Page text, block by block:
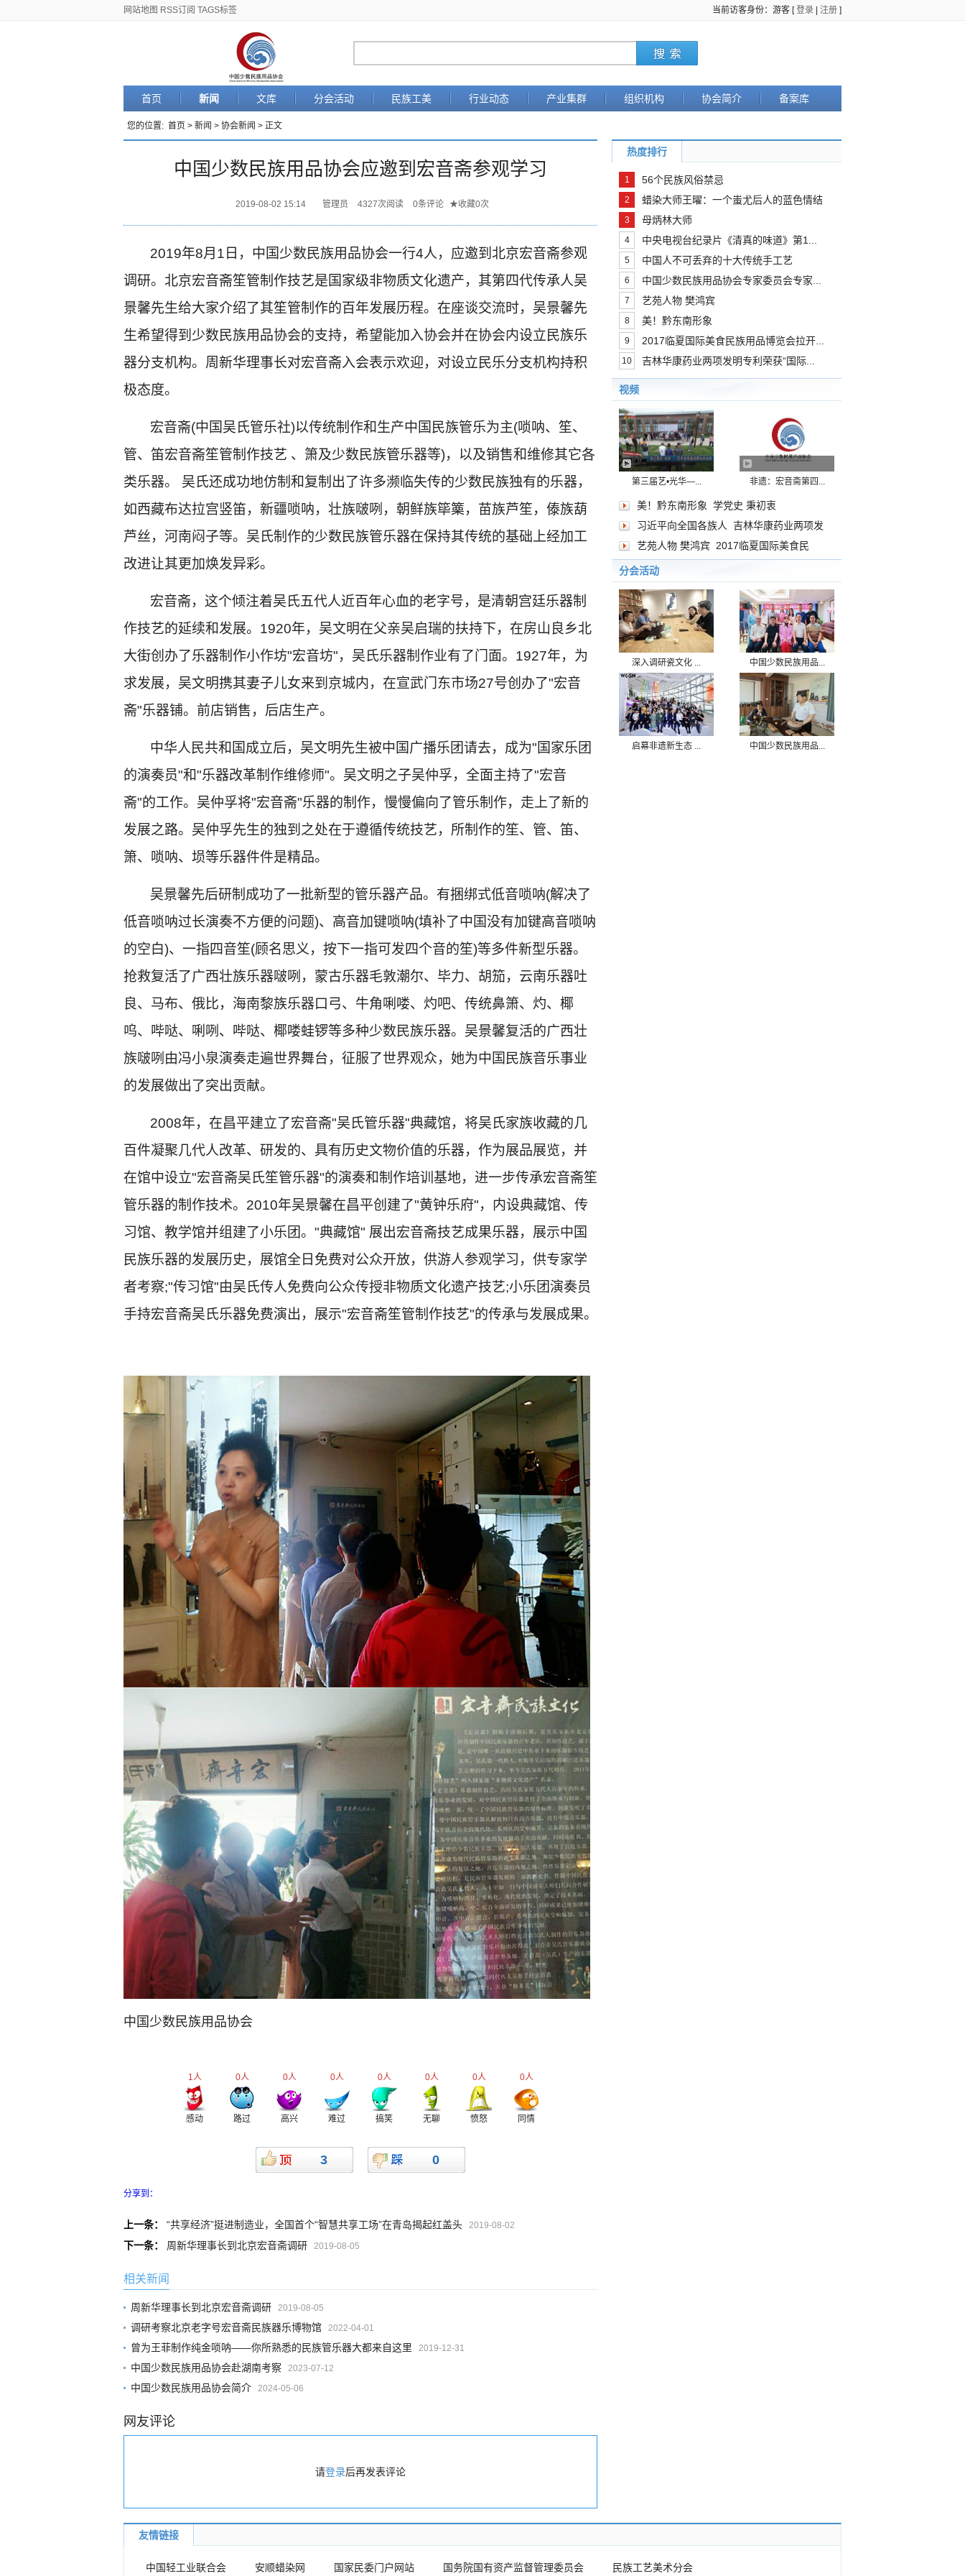
网站地图 RSS订阅 TAGS标签 当前访客身份：游客 [登录 注册 ]
首页 新闻 文库 分会活动 民族工美 行业动态 产业集群 组织机构 协会简介 备案库
您的位置: 首页 > 新闻 > 协会新闻 > 正文
中国少数民族用品协会应邀到宏音斋参观学习
2019-08-02 15:14 管理员 4327次阅读 0条评论 ★收藏0次
2019年8月1日，中国少数民族用品协会一行4人，应邀到北京宏音斋参观
调研。北京宏音斋笙管制作技艺是国家级非物质文化遗产，其第四代传承人吴
景馨先生给大家介绍了其笙管制作的百年发展历程。在座谈交流时，吴景馨先
生希望得到少数民族用品协会的支持，希望能加入协会并在协会内设立民族乐
器分支机构。周新华理事长对宏音斋入会表示欢迎，对设立民乐分支机构持积
极态度。
宏音斋(中国吴氏管乐社)以传统制作和生产中国民族管乐为主(唢呐、笙、
管、笛宏音斋笙管制作技艺 、箫及少数民族管乐器等)，以及销售和维修其它各
类乐器。 吴氏还成功地仿制和复制出了许多濒临失传的少数民族独有的乐器，
如西藏布达拉宫竖笛，新疆唢呐，壮族啵咧，朝鲜族筚篥，苗族芦笙，傣族葫
芦丝，河南闷子等。吴氏制作的少数民族管乐器在保持其传统的基础上经加工
改进让其更加焕发异彩。
宏音斋，这个倾注着吴氏五代人近百年心血的老字号，是清朝宫廷乐器制
作技艺的延续和发展。1920年，吴文明在父亲吴启瑞的扶持下，在房山良乡北
大街创办了乐器制作小作坊"宏音坊"，吴氏乐器制作业有了门面。1927年，为
求发展，吴文明携其妻子儿女来到京城内，在宣武门东市场27号创办了"宏音
斋"乐器铺。前店销售，后店生产。
中华人民共和国成立后，吴文明先生被中国广播乐团请去，成为"国家乐团
的演奏员"和"乐器改革制作维修师"。吴文明之子吴仲孚，全面主持了"宏音
斋"的工作。吴仲孚将"宏音斋"乐器的制作，慢慢偏向了管乐制作，走上了新的
发展之路。吴仲孚先生的独到之处在于遵循传统技艺，所制作的笙、管、笛、
箫、唢呐、埙等乐器件件是精品。
吴景馨先后研制成功了一批新型的管乐器产品。有捆绑式低音唢呐(解决了
低音唢呐过长演奏不方便的问题)、高音加键唢呐(填补了中国没有加键高音唢呐
的空白)、一指四音笙(顾名思义，按下一指可发四个音的笙)等多件新型乐器。
抢救复活了广西壮族乐器啵咧，蒙古乐器毛敦潮尔、毕力、胡笳，云南乐器吐
良、马布、俄比，海南黎族乐器口弓、牛角唎喽、灼吧、传统鼻箫、灼、椰
呜、哔哒、唎咧、哔哒、椰喽蛙锣等多种少数民族乐器。吴景馨复活的广西壮
族啵咧由冯小泉演奏走遍世界舞台，征服了世界观众，她为中国民族音乐事业
的发展做出了突出贡献。
2008年，在昌平建立了宏音斋"吴氏管乐器"典藏馆，将吴氏家族收藏的几
百件凝聚几代人改革、研发的、具有历史文物价值的乐器，作为展品展览，并
在馆中设立"宏音斋吴氏笙管乐器"的演奏和制作培训基地，进一步传承宏音斋笙
管乐器的制作技术。2010年吴景馨在昌平创建了"黄钟乐府"，内设典藏馆、传
习馆、教学馆并组建了小乐团。"典藏馆" 展出宏音斋技艺成果乐器，展示中国
民族乐器的发展历史，展馆全日免费对公众开放，供游人参观学习，供专家学
者考察;"传习馆"由吴氏传人免费向公众传授非物质文化遗产技艺;小乐团演奏员
手持宏音斋吴氏乐器免费演出，展示"宏音斋笙管制作技艺"的传承与发展成果。
中国少数民族用品协会
1人
感动
0人
路过
0人
高兴
0人
难过
0人
搞笑
0人
无聊
0人
愤怒
0人
同情
3 0
分享到：
上一条： “共享经济”挺进制造业，全国首个“智慧共享工场”在青岛揭起红盖头 2019-08-02
下一条： 周新华理事长到北京宏音斋调研 2019-08-05
相关新闻
周新华理事长到北京宏音斋调研 2019-08-05
调研考察北京老字号宏音斋民族器乐博物馆 2022-04-01
曾为王菲制作纯金唢呐——你所熟悉的民族管乐器大都来自这里 2019-12-31
中国少数民族用品协会赴湖南考察 2023-07-12
中国少数民族用品协会简介 2024-05-06
网友评论
请登录后再发表评论
热度排行
1 56个民族风俗禁忌
2 蜡染大师王曜：一个蚩尤后人的蓝色情结
3 母炳林大师
4 中央电视台纪录片《清真的味道》第1...
5 中国人不可丢弃的十大传统手工艺
6 中国少数民族用品协会专家委员会专家...
7 艺苑人物 樊鸿宾
8 美！黔东南形象
9 2017临夏国际美食民族用品博览会拉开...
10 吉林华康药业两项发明专利荣获“国际...
视频
第三届艺•光华—... 非遗：宏音斋第四...
美！黔东南形象
学党史 秉初衷
习近平向全国各族人
吉林华康药业两项发
艺苑人物 樊鸿宾 2017临夏国际美食民
分会活动
深入调研瓷文化 ... 中国少数民族用品...
启幕非遗新生态 ... 中国少数民族用品...
友情链接
中国轻工业联合会 安顺蜡染网 国家民委门户网站 国务院国有资产监督管理委员会 民族工艺美术分会